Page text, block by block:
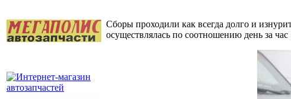
Сборы проходили как всегда долго и
осуществлялась по соотношению день за